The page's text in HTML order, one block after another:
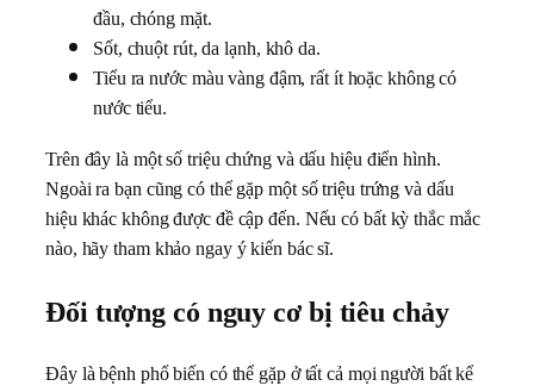
đầu, chóng mặt.
Sốt, chuột rút, da lạnh, khô da.
Tiểu ra nước màu vàng đậm, rất ít hoặc không có
nước tiểu.
Trên đây là một số triệu chứng và dấu hiệu điển hình.
Ngoài ra bạn cũng có thể gặp một số triệu trứng và dấu
hiệu khác không được đề cập đến. Nếu có bất kỳ thắc mắc
nào, hãy tham khảo ngay ý kiến bác sĩ.
Đối tượng có nguy cơ bị tiêu chảy
Đây là bệnh phổ biến có thể gặp ở tất cả mọi người bất kể